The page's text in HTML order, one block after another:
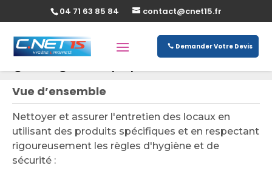
04 71 63 85 84 contact@cnet15.fr
Demander Votre Devis
Vue d’ensemble
Nettoyer et assurer l'entretien des locaux en
utilisant des produits spécifiques et en respectant
rigoureusement les règles d'hygiène et de
sécurité :